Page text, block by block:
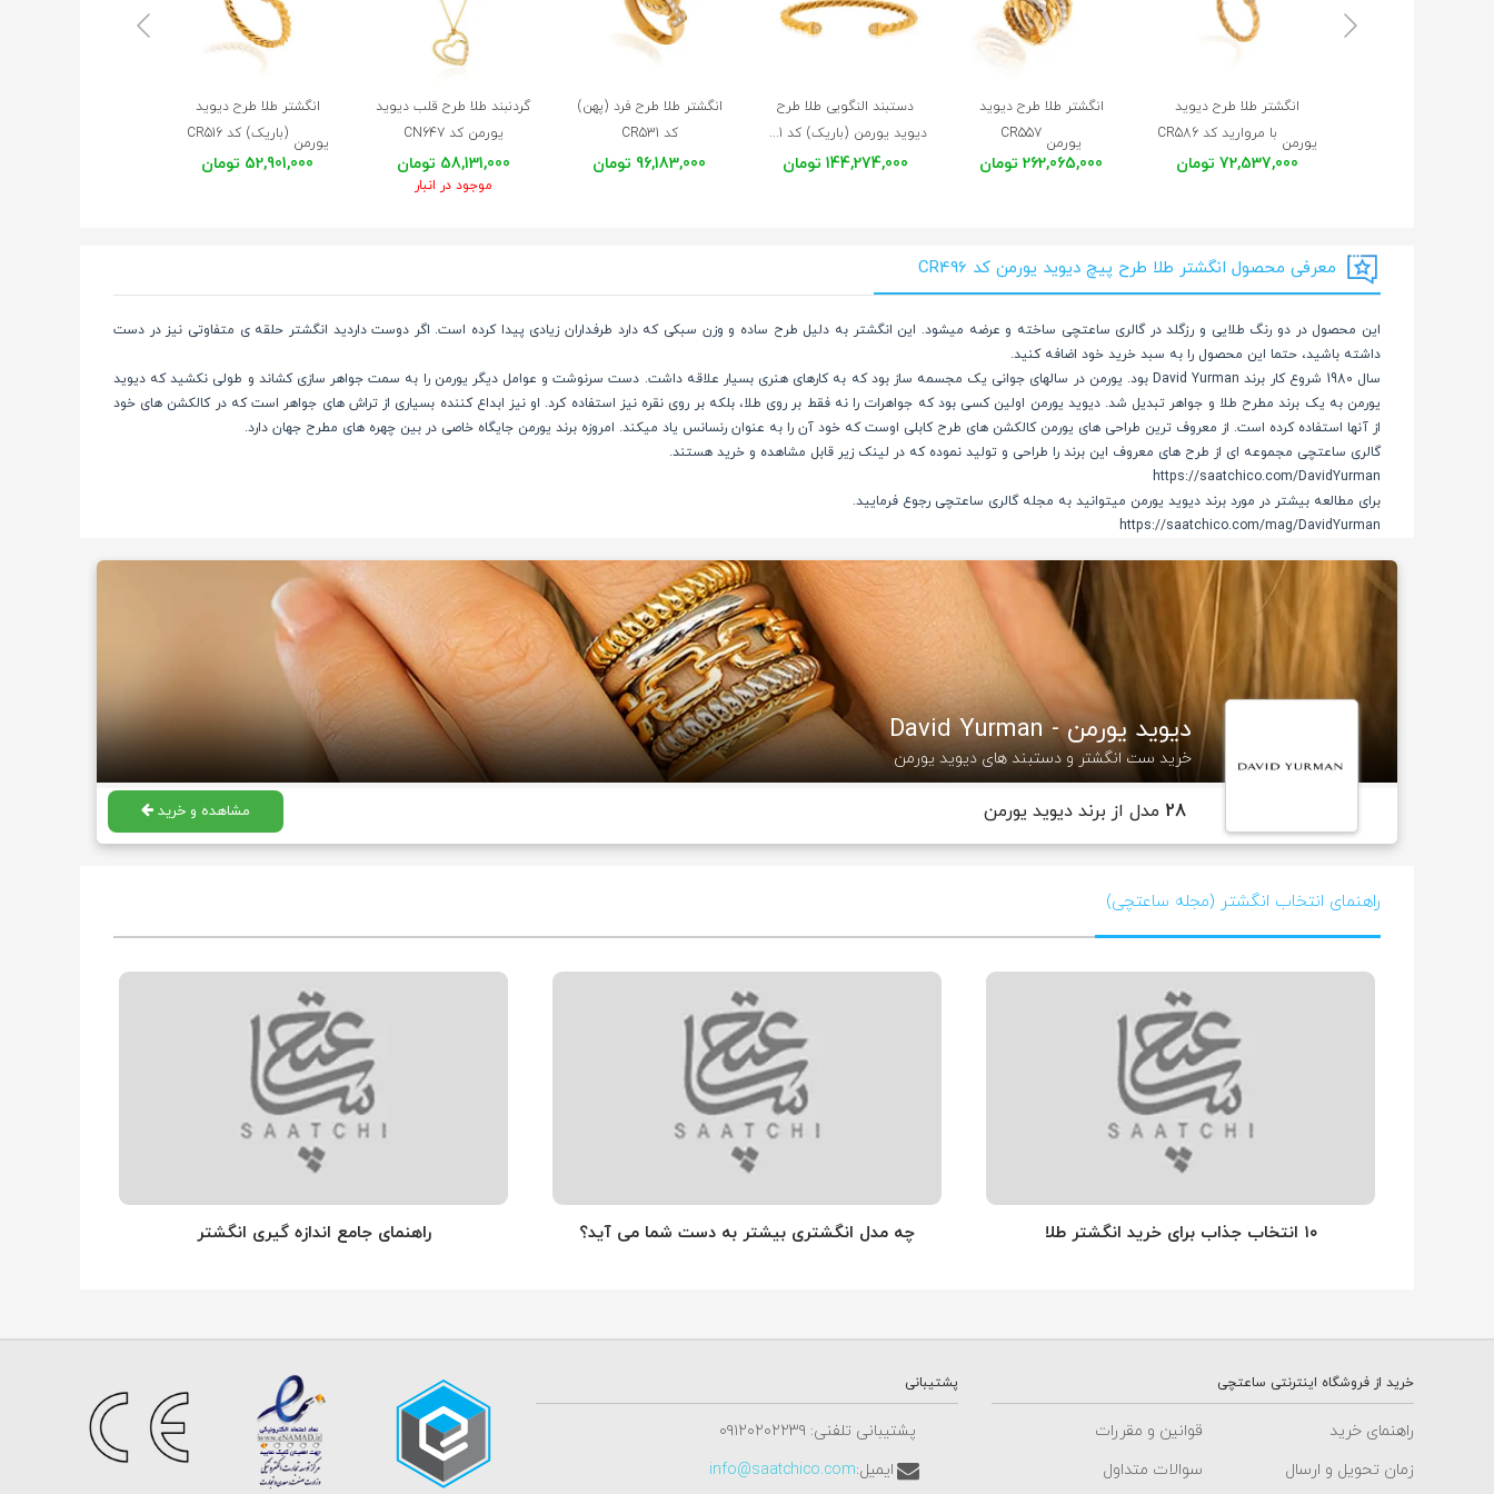
میلاد ★ ★ ★ ★
انگشتر طلا طرح دیوید
یورمن
با مروارید کد CR586
72,537,000 تومان
انگشتر طلا طرح دیوید
یورمن
CR557
262,065,000 تومان
دستبند النگویی طلا طرح
دیوید یورمن (باریک) کد CB471
144,274,000 تومان
انگشتر طلا طرح فرد (پهن)
کد CR531
96,183,000 تومان
گردنبند طلا طرح قلب دیوید
یورمن کد CN647
58,131,000 تومان
موجود در انبار
انگشتر طلا طرح دیوید
یورمن
(باریک) کد CR516
52,901,000 تومان
معرفی محصول انگشتر طلا طرح پیچ دیوید یورمن کد CR496
این محصول در دو رنگ طلایی و رزگلد در گالری ساعتچی ساخته و عرضه میشود. این انگشتر به دلیل طرح ساده و وزن سبکی که دارد طرفداران زیادی پیدا کرده است. اگر دوست داردید انگشتر حلقه ی متفاوتی نیز در دست
داشته باشید، حتما این محصول را به سبد خرید خود اضافه کنید.
سال 1980 شروع کار برند David Yurman بود. یورمن در سالهای جوانی یک مجسمه ساز بود که به کارهای هنری بسیار علاقه داشت. دست سرنوشت و عوامل دیگر یورمن را به سمت جواهر سازی کشاند و طولی نکشید که دیوید
یورمن به یک برند مطرح طلا و جواهر تبدیل شد. دیوید یورمن اولین کسی بود که جواهرات را نه فقط بر روی طلا، بلکه بر روی نقره نیز استفاده کرد. او نیز ابداع کننده بسیاری از تراش های جواهر است که در کالکشن های خود
از آنها استفاده کرده است. از معروف ترین طراحی های یورمن کالکشن های طرح کابلی اوست که خود آن را به عنوان رنسانس یاد میکند. امروزه برند یورمن جایگاه خاصی در بین چهره های مطرح جهان دارد.
گالری ساعتچی مجموعه ای از طرح های معروف این برند را طراحی و تولید نموده که در لینک زیر قابل مشاهده و خرید هستند.
https://saatchico.com/DavidYurman
برای مطالعه بیشتر در مورد برند دیوید یورمن میتوانید به مجله گالری ساعتچی رجوع فرمایید.
https://saatchico.com/mag/DavidYurman
دیوید یورمن - David Yurman
خرید ست انگشتر و دستبند های دیوید یورمن
28 مدل از برند دیوید یورمن مشاهده و خرید
راهنمای انتخاب انگشتر (مجله ساعتچی)
۱۰ انتخاب جذاب برای خرید انگشتر طلا چه مدل انگشتری بیشتر به دست شما می آید؟ راهنمای جامع اندازه گیری انگشتر
خرید از فروشگاه اینترنتی ساعتچی
راهنمای خرید
قوانین و مقررات
زمان تحویل و ارسال
سوالات متداول
پشتیبانی
پشتیبانی تلفنی: ٠٩١٢٠٢٠٢٢٣٩
ایمیل:info@saatchico.com